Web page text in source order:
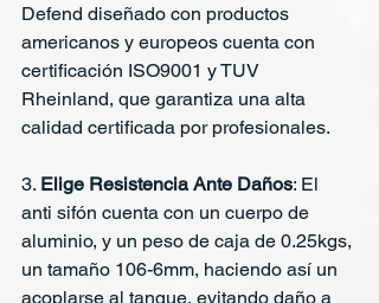
Defend diseñado con productos
americanos y europeos cuenta con
certificación ISO9001 y TUV
Rheinland, que garantiza una alta
calidad certificada por profesionales.
3. Elige Resistencia Ante Daños: El
anti sifón cuenta con un cuerpo de
aluminio, y un peso de caja de 0.25kgs,
un tamaño 106-6mm, haciendo así un
acoplarse al tanque, evitando daño a